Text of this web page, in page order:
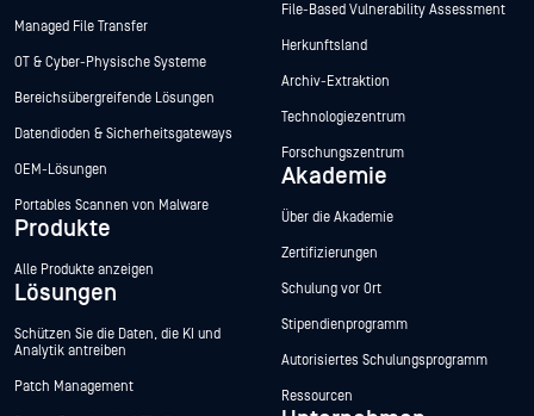
Managed File Transfer
OT & Cyber-Physische Systeme
Bereichsübergreifende Lösungen
Datendioden & Sicherheitsgateways
OEM-Lösungen
Portables Scannen von Malware
Produkte
Alle Produkte anzeigen
Lösungen
Schützen Sie die Daten, die KI und
Analytik antreiben
Patch Management
File-Based Vulnerability Assessment
Herkunftsland
Archiv-Extraktion
Technologiezentrum
Forschungszentrum
Akademie
Über die Akademie
Zertifizierungen
Schulung vor Ort
Stipendienprogramm
Autorisiertes Schulungsprogramm
Ressourcen